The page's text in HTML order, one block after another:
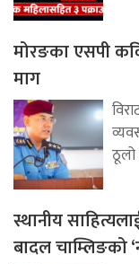
मोरङका एसपी
माग
ठूलो
स्थानीय
बादल चाम्लिङको